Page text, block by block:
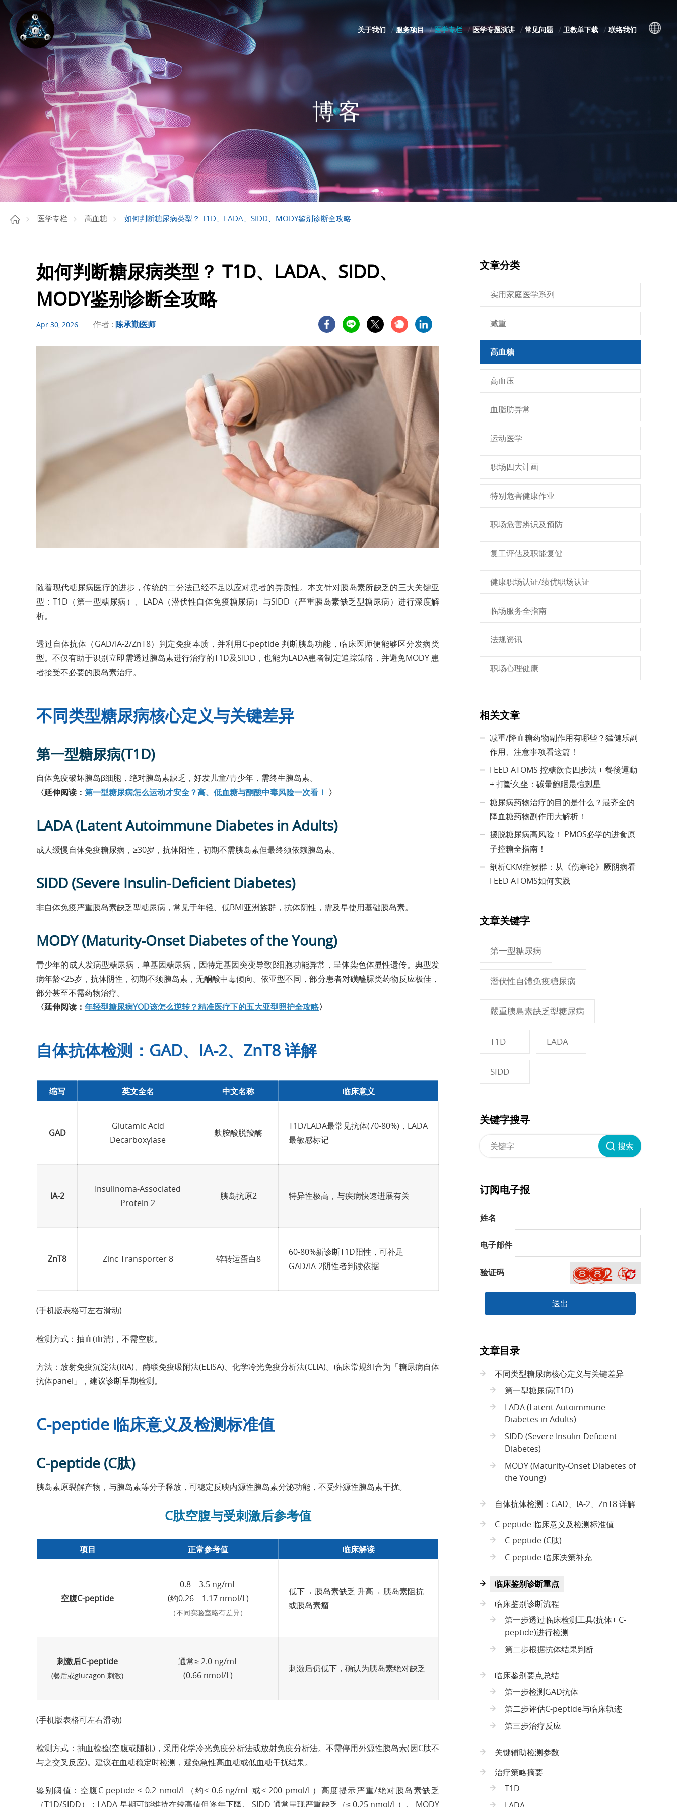
关于我们 服务项目 医学专栏 医学专题演讲 常见问题 卫教单下载 联络我们
博客
医学专栏 高血糖 如何判断糖尿病类型？ T1D、LADA、SIDD、MODY鉴别诊断全攻略
如何判断糖尿病类型？ T1D、LADA、SIDD、
MODY鉴别诊断全攻略
Apr 30, 2026 作者 : 陈承勤医师
随着现代糖尿病医疗的进步，传统的二分法已经不足以应对患者的异质性。本文针对胰岛素所缺乏的三大关键亚
型：T1D（第一型糖尿病）、LADA（潜伏性自体免疫糖尿病）与SIDD（严重胰岛素缺乏型糖尿病）进行深度解
析。
透过自体抗体（GAD/IA-2/ZnT8）判定免疫本质，并利用C-peptide 判断胰岛功能，临床医师便能够区分发病类
型。不仅有助于识别立即需透过胰岛素进行治疗的T1D及SIDD，也能为LADA患者制定追踪策略，并避免MODY 患
者接受不必要的胰岛素治疗。
不同类型糖尿病核心定义与关键差异
第一型糖尿病(T1D)
自体免疫破坏胰岛β细胞，绝对胰岛素缺乏，好发儿童/青少年，需终生胰岛素。
〈延伸阅读： 第一型糖尿病怎么运动才安全？高、低血糖与酮酸中毒风险一次看！ 〉
LADA (Latent Autoimmune Diabetes in Adults)
成人缓慢自体免疫糖尿病，≥30岁，抗体阳性，初期不需胰岛素但最终须依赖胰岛素。
SIDD (Severe Insulin-Deficient Diabetes)
非自体免疫严重胰岛素缺乏型糖尿病，常见于年轻、低BMI亚洲族群，抗体阴性，需及早使用基础胰岛素。
MODY (Maturity-Onset Diabetes of the Young)
青少年的成人发病型糖尿病，单基因糖尿病，因特定基因突变导致β细胞功能异常，呈体染色体显性遗传。典型发
病年龄<25岁，抗体阴性，初期不须胰岛素，无酮酸中毒倾向。依亚型不同，部分患者对磺醯脲类药物反应极佳，
部分甚至不需药物治疗。
〈延伸阅读： 年轻型糖尿病YOD该怎么逆转？精准医疗下的五大亚型照护全攻略〉
自体抗体检测：GAD、IA-2、ZnT8 详解
缩写 英文全名 中文名称 临床意义
GAD
Glutamic Acid
Decarboxylase
麸胺酸脱羧酶
T1D/LADA最常见抗体(70-80%)，LADA
最敏感标记
IA-2
Insulinoma-Associated
Protein 2
胰岛抗原2 特异性极高，与疾病快速进展有关
ZnT8 Zinc Transporter 8 锌转运蛋白8
60-80%新诊断T1D阳性，可补足
GAD/IA-2阴性者判读依据
(手机版表格可左右滑动)
检测方式：抽血(血清)，不需空腹。
方法：放射免疫沉淀法(RIA)、酶联免疫吸附法(ELISA)、化学冷光免疫分析法(CLIA)。临床常规组合为「糖尿病自体
抗体panel」，建议诊断早期检测。
C-peptide 临床意义及检测标准值
C-peptide (C肽)
胰岛素原裂解产物，与胰岛素等分子释放，可稳定反映内源性胰岛素分泌功能，不受外源性胰岛素干扰。
C肽空腹与受刺激后参考值
项目 正常参考值 临床解读
空腹C-peptide
0.8 – 3.5 ng/mL
(约0.26 – 1.17 nmol/L)
（不同实验室略有差异）
低下→ 胰岛素缺乏 升高→ 胰岛素阻抗
或胰岛素瘤
刺激后C-peptide
(餐后或glucagon 刺激)
通常≥ 2.0 ng/mL
(0.66 nmol/L)
刺激后仍低下，确认为胰岛素绝对缺乏
(手机版表格可左右滑动)
检测方式：抽血检验(空腹或随机)，采用化学冷光免疫分析法或放射免疫分析法。不需停用外源性胰岛素(因C肽不
与之交叉反应)。建议在血糖稳定时检测，避免急性高血糖或低血糖干扰结果。
鉴别阈值：空腹C-peptide < 0.2 nmol/L（约< 0.6 ng/mL 或< 200 pmol/L）高度提示严重/绝对胰岛素缺乏
（T1D/SIDD）；LADA 早期可能维持在较高值但逐年下降。 SIDD 通常呈现严重缺乏（≤ 0.25 nmol/L）。 MODY
文章分类
实用家庭医学系列
减重
高血糖
高血压
血脂肪异常
运动医学
职场四大计画
特别危害健康作业
职场危害辨识及预防
复工评估及职能复健
健康职场认证/绩优职场认证
临场服务全指南
法规资讯
职场心理健康
相关文章
减重/降血糖药物副作用有哪些？猛健乐副
作用、注意事项看这篇！
FEED ATOMS 控糖飲食四步法 + 餐後運動
+ 打斷久坐：碳暈飽睏最強剋星
糖尿病药物治疗的目的是什么？最齐全的
降血糖药物副作用大解析！
摆脱糖尿病高风险！ PMOS必学的进食原
子控糖全指南！
剖析CKM症候群：从《伤寒论》厥阴病看
FEED ATOMS如何实践
文章关键字
第一型糖尿病
潛伏性自體免疫糖尿病
嚴重胰島素缺乏型糖尿病
T1D LADA
SIDD
关键字搜寻
搜索
订阅电子报
姓名
电子邮件
验证码
送出
文章目录
不同类型糖尿病核心定义与关键差异
第一型糖尿病(T1D)
LADA (Latent Autoimmune
Diabetes in Adults)
SIDD (Severe Insulin-Deficient
Diabetes)
MODY (Maturity-Onset Diabetes of
the Young)
自体抗体检测：GAD、IA-2、ZnT8 详解
C-peptide 临床意义及检测标准值
C-peptide (C肽)
C-peptide 临床决策补充
临床鉴别诊断重点
临床鉴别诊断流程
第一步透过临床检测工具(抗体+ C-
peptide)进行检测
第二步根据抗体结果判断
临床鉴别要点总结
第一步检测GAD抗体
第二步评估C-peptide与临床轨迹
第三步治疗反应
关键辅助检测参数
治疗策略摘要
T1D